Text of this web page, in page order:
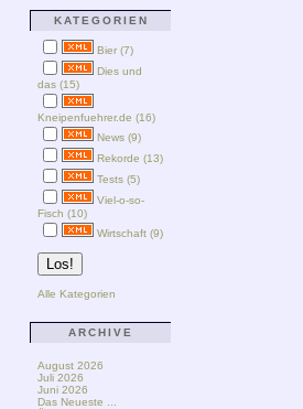
KATEGORIEN
Bier (7)
Dies und
das (15)
Kneipenfuehrer.de (16)
News (9)
Rekorde (13)
Tests (5)
Viel-o-so-
Fisch (10)
Wirtschaft (9)
Alle Kategorien
ARCHIVE
August 2026
Juli 2026
Juni 2026
Das Neueste ...